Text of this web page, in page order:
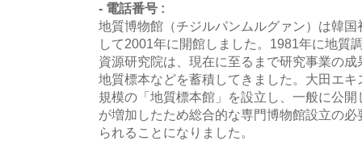
- 電話番号 :
地質博物館（チジルパンムルグァン）は韓
して2001年に開館しました。1981年に地質
資源研究院は、現在に至るまで研究事業の
地質標本などを蓄積してきました。大田エ
規模の「地質標本館」を設立し、一般に公
が増加したため総合的な専門博物館設立の
られることになりました。